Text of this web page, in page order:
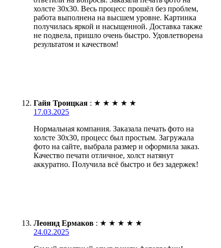
холсте 30х30. Весь процесс прошёл без проблем,
работа выполнена на высшем уровне. Картинка
получилась яркой и насыщенной. Доставка также
не подвела, пришло очень быстро. Удовлетворена
результатом и качеством!
Гайя Троицкая : ★ ★ ★ ★ ★
17.03.2025
Нормальная компания. Заказала печать фото на
холсте 30х30, процесс был простым. Загружала
фото на сайте, выбрала размер и оформила заказ.
Качество печати отличное, холст натянут
аккуратно. Получила всё быстро и без задержек!
Леонид Ермаков : ★ ★ ★ ★ ★
24.02.2025